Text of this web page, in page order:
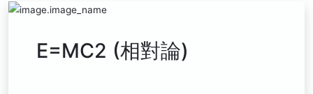
E=MC2 (相對論)